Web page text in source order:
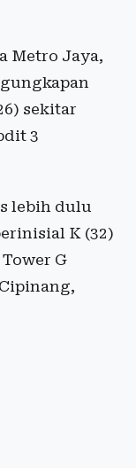
Metro Jaya,
sekitar
3
lebih dulu
K (32)
G